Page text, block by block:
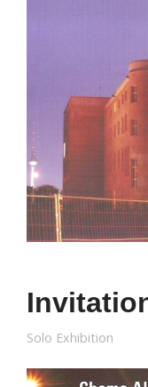
Solo Exhibition